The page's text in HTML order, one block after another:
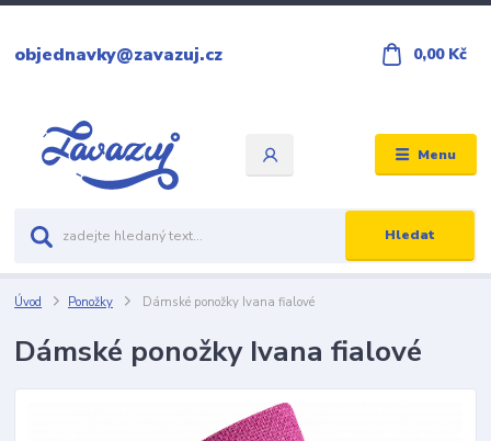
Menu
Hledat
objednavky@zavazuj.cz 0,00 Kč
Úvod Ponožky Dámské ponožky Ivana fialové
Dámské ponožky Ivana fialové